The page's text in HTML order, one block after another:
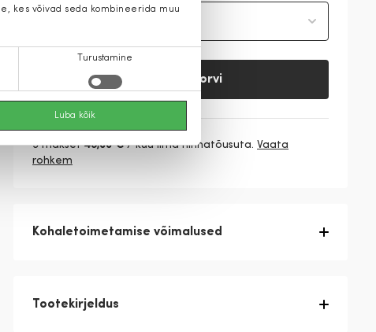
kes võivad seda kombineerida muu
Turustamine
Luba kõik
Lisa ostukorvi
3 makset43,00 €/ kuu ilma hinnatõusuta. Vaata
rohkem
Kohaletoimetamise võimalused
Tootekirjeldus